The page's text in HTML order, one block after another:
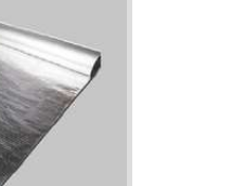
precisa de
SC em